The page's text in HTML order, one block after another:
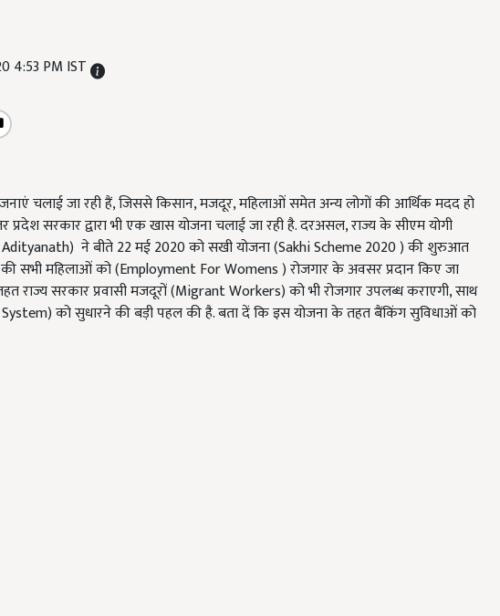
4:53 PM IST
चलाई जा रही हैं, जिससे किसान, मजदूर, महिलाओं समेत अन्य लोगों की आर्थिक मदद हो
प्रदेश सरकार द्वारा भी एक खास योजना चलाई जा रही है. दरअसल, राज्य के सीएम योगी
ने बीते 22 मई 2020 को सखी योजना (Sakhi Scheme 2020 ) की शुरुआत
सभी महिलाओं को (Employment For Womens ) रोजगार के अवसर प्रदान किए जा
राज्य सरकार प्रवासी मजदूरों (Migrant Workers) को भी रोजगार उपलब्ध कराएगी, साथ
को सुधारने की बड़ी पहल की है. बता दें कि इस योजना के तहत बैंकिंग सुविधाओं को